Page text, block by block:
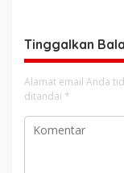
Tinggalkan
Alamat email Anda
ditandai *